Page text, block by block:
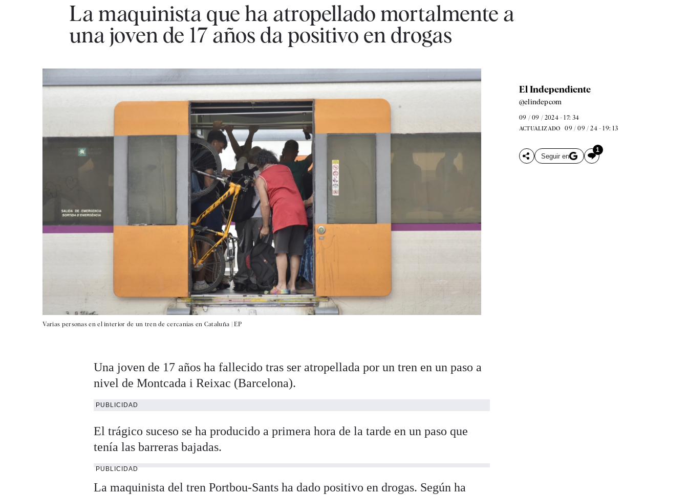
La maquinista que ha atropellado mortalmente a
una joven de 17 años da positivo en drogas
Varias personas en el interior de un tren de cercanías en Cataluña |EP
El Independiente
@elindepcom
09 / 09 / 2024 - 17: 34
ACTUALIZADO 09 / 09 / 24 - 19: 13
Seguir en
1
Una joven de 17 años ha fallecido tras ser atropellada por un tren en un paso a
nivel de Montcada i Reixac (Barcelona).
PUBLICIDAD
El trágico suceso se ha producido a primera hora de la tarde en un paso que
tenía las barreras bajadas.
PUBLICIDAD
La maquinista del tren Portbou-Sants ha dado positivo en drogas. Según ha